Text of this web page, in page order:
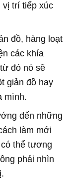
vị trí tiếp xúc
đồ, hàng loạt
các khía
đó nó sẽ
giản đồ hay
mình.
đến những
làm mới
thể tương
phải nhìn